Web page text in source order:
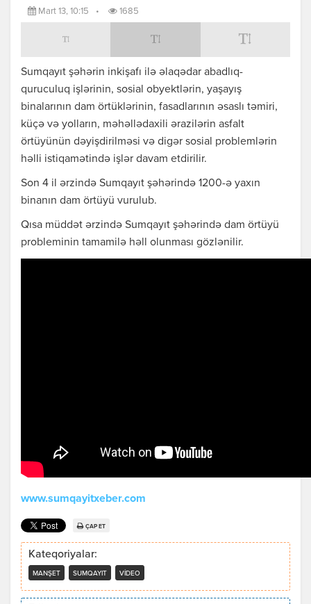
Mart 13, 10:15 • 1685
Sumqayıt şəhərin inkişafı ilə əlaqədar abadlıq-
quruculuq işlərinin, sosial obyektlərin, yaşayış
binalarının dam örtüklərinin, fasadlarının əsaslı təmiri,
küçə və yolların, məhəllədaxili ərazilərin asfalt
örtüyünün dəyişdirilməsi və digər sosial problemlərin
həlli istiqamətində işlər davam etdirilir.
Son 4 il ərzində Sumqayıt şəhərində 1200-ə yaxın
binanın dam örtüyü vurulub.
Qısa müddət ərzində Sumqayıt şəhərində dam örtüyü
probleminin tamamilə həll olunması gözlənilir.
www.sumqayitxeber.com
ÇAP ET
Kateqoriyalar:
MANŞET SUMQAYIT VIDEO